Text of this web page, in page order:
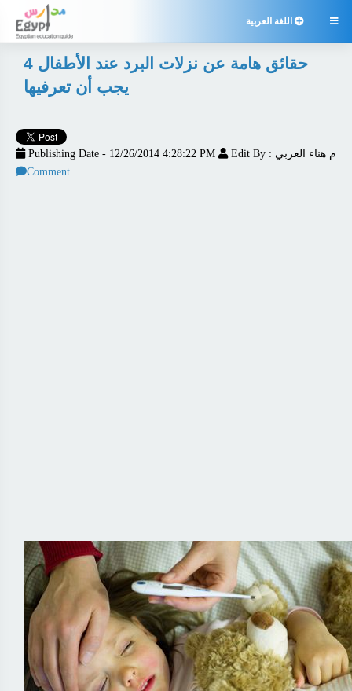
 اللغة العربية
4 حقائق هامة عن نزلات البرد عند الأطفال
يجب أن تعرفيها
Publishing Date - 12/26/2014 4:28:22 PM
Edit By : م هناء العربي
Comment